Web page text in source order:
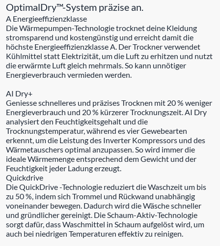
OptimalDry™-System präzise an.
A Energieeffizienzklasse
Die Wärmepumpen-Technologie trocknet deine Kleidung
stromsparend und kostengünstig und erreicht damit die
höchste Energieeffizienzklasse A. Der Trockner verwendet
Kühlmittel statt Elektrizität, um die Luft zu erhitzen und nutzt
die erwärmte Luft gleich mehrmals. So kann unnötiger
Energieverbrauch vermieden werden.
AI Dry+
Geniesse schnelleres und präzises Trocknen mit 20 % weniger
Energieverbrauch und 20 % kürzerer Trocknungszeit. AI Dry
analysiert den Feuchtigkeitsgehalt und die
Trocknungstemperatur, während es vier Gewebearten
erkennt, um die Leistung des Inverter Kompressors und des
Wärmetauschers optimal anzupassen. So wird immer die
ideale Wärmemenge entsprechend dem Gewicht und der
Feuchtigkeit jeder Ladung erzeugt.
Quickdrive
Die QuickDrive -Technologie reduziert die Waschzeit um bis
zu 50 %, indem sich Trommel und Rückwand unabhängig
voneinander bewegen. Dadurch wird die Wäsche schneller
und gründlicher gereinigt. Die Schaum-Aktiv-Technologie
sorgt dafür, dass Waschmittel in Schaum aufgelöst wird, um
auch bei niedrigen Temperaturen effektiv zu reinigen.